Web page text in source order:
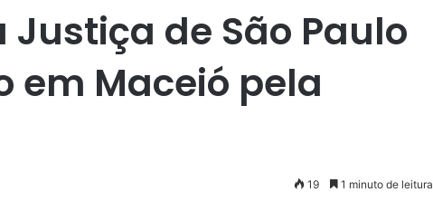
Justiça de São Paulo
em Maceió pela
19 1 minuto de leitura